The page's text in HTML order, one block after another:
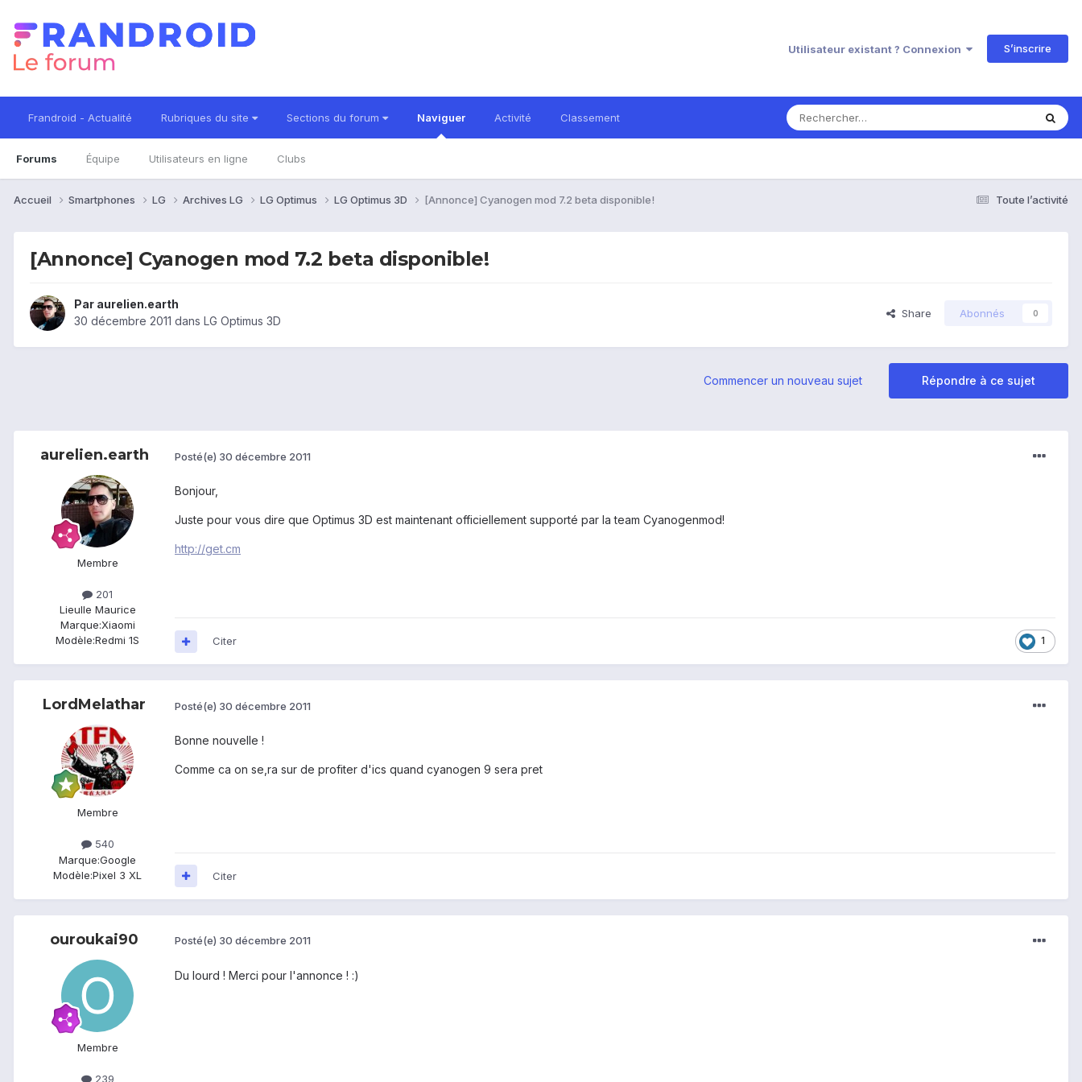
Utilisateur existant ? Connexion S’inscrire
Frandroid - Actualité Rubriques du site Sections du forum Naviguer
Forums Équipe Utilisateurs en ligne Clubs
Activité Classement
Toute l’activité
Accueil Smartphones LG Archives LG LG Optimus LG Optimus 3D [Annonce] Cyanogen mod 7.2 beta disponible!
[Annonce] Cyanogen mod 7.2 beta disponible!
Par aurelien.earth
30 décembre 2011 dans LG Optimus 3D
Share Abonnés 0
Répondre à ce sujet
Commencer un nouveau sujet
aurelien.earth
Membre
201
LieuIle Maurice
Marque:Xiaomi
Modèle:Redmi 1S
Posté(e) 30 décembre 2011
Bonjour,
Juste pour vous dire que Optimus 3D est maintenant officiellement supporté par la team Cyanogenmod!
http://get.cm
1
Citer
LordMelathar
Membre
540
Marque:Google
Modèle:Pixel 3 XL
Posté(e) 30 décembre 2011
Bonne nouvelle !
Comme ca on se,ra sur de profiter d'ics quand cyanogen 9 sera pret
Citer
ouroukai90
Membre
239
Posté(e) 30 décembre 2011
Du lourd ! Merci pour l'annonce ! :)